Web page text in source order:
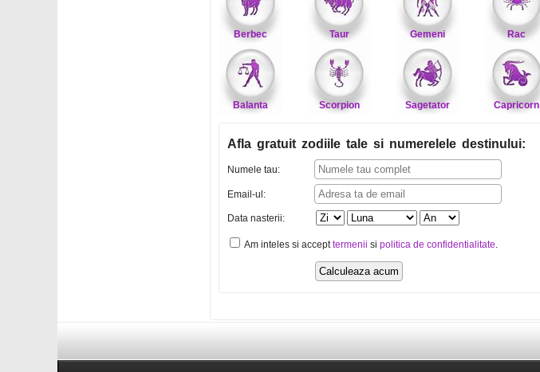
Berbec Taur Gemeni Rac
Balanta Scorpion Sagetator Capricorn
Afla gratuit zodiile tale si numerelele destinului:
Numele tau:
Email-ul:
Data nasterii:
Am inteles si accepttermenii si politica de confidentialitate.